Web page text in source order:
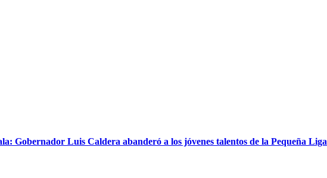
Gobernador Luis Caldera abanderó a los jóvenes talentos de la Pequeña Liga